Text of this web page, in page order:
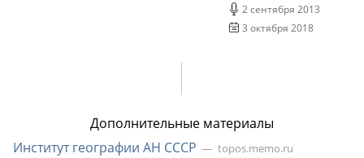
2 сентября 2013
3 октября 2018
Дополнительные материалы
Институт географии АН СССР
topos.memo.ru